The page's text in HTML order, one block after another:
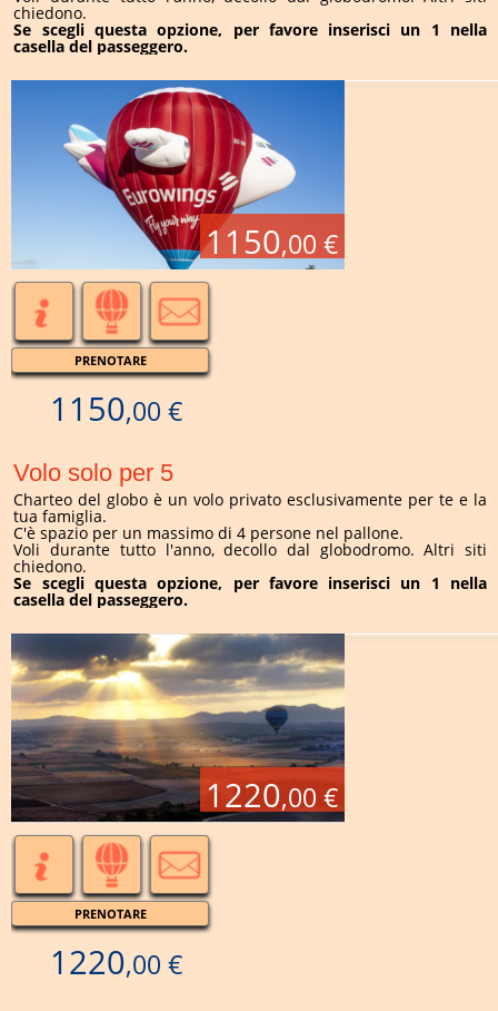
chiedono.
Se scegli questa opzione, per favore inserisci un 1 nella
casella del passeggero.
1150,00 €
PRENOTARE
1150,00 €
Volo solo per 5
Charteo del globo è un volo privato esclusivamente per te e la
tua famiglia.
C'è spazio per un massimo di 4 persone nel pallone.
Voli durante tutto l'anno, decollo dal globodromo. Altri siti
chiedono.
Se scegli questa opzione, per favore inserisci un 1 nella
casella del passeggero.
1220,00 €
PRENOTARE
1220,00 €